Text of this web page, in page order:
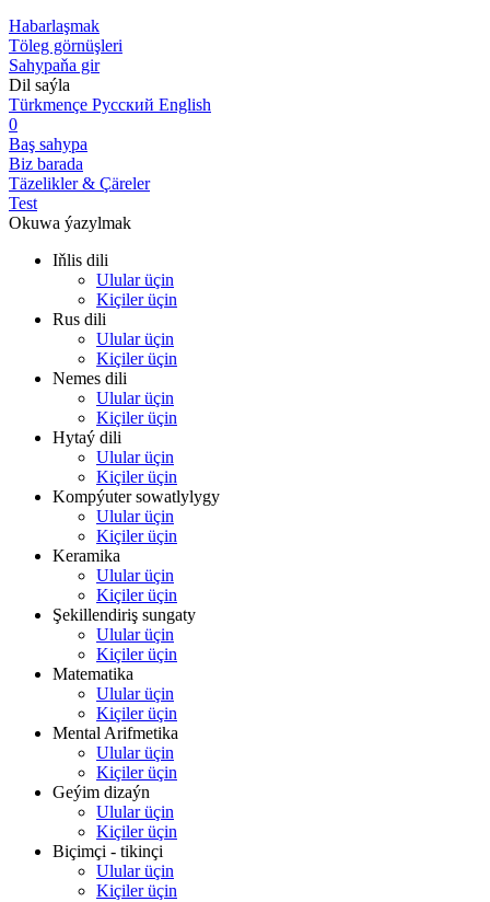
Habarlaşmak
Töleg görnüşleri
Sahypaňa gir
Dil saýla
Türkmençe Русский English
0
Baş sahypa
Biz barada
Täzelikler & Çäreler
Test
Okuwa ýazylmak
Iňlis dili
Ulular üçin
Kiçiler üçin
Rus dili
Ulular üçin
Kiçiler üçin
Nemes dili
Ulular üçin
Kiçiler üçin
Hytaý dili
Ulular üçin
Kiçiler üçin
Kompýuter sowatlylygy
Ulular üçin
Kiçiler üçin
Keramika
Ulular üçin
Kiçiler üçin
Şekillendiriş sungaty
Ulular üçin
Kiçiler üçin
Matematika
Ulular üçin
Kiçiler üçin
Mental Arifmetika
Ulular üçin
Kiçiler üçin
Geýim dizaýn
Ulular üçin
Kiçiler üçin
Biçimçi - tikinçi
Ulular üçin
Kiçiler üçin